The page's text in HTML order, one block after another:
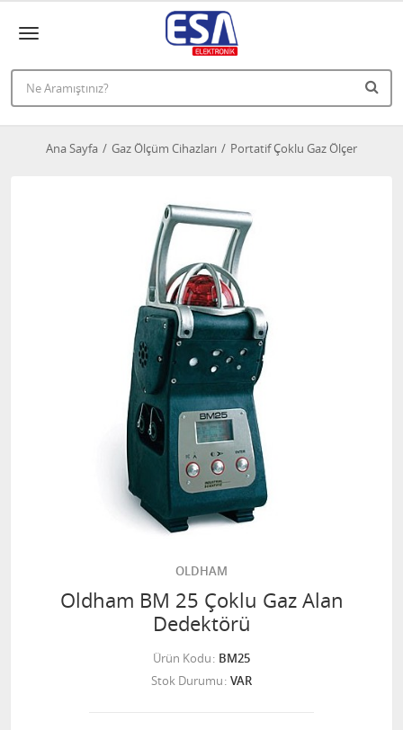
Ana Sayfa Gaz Ölçüm Cihazları Portatif Çoklu Gaz Ölçer
OLDHAM
Oldham BM 25 Çoklu Gaz Alan
Dedektörü
Ürün Kodu BM25
Stok Durumu VAR